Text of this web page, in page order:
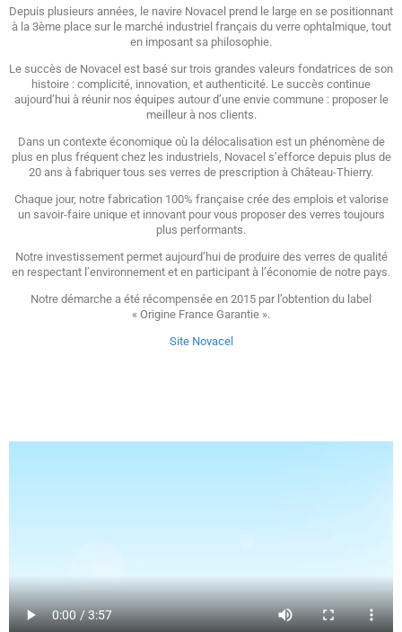
Depuis plusieurs années, le navire Novacel prend le large en se positionnant
à la 3ème place sur le marché industriel français du verre ophtalmique, tout
en imposant sa philosophie.
Le succès de Novacel est basé sur trois grandes valeurs fondatrices de son
histoire : complicité, innovation, et authenticité. Le succès continue
aujourd’hui à réunir nos équipes autour d’une envie commune : proposer le
meilleur à nos clients.
Dans un contexte économique où la délocalisation est un phénomène de
plus en plus fréquent chez les industriels, Novacel s’efforce depuis plus de
20 ans à fabriquer tous ses verres de prescription à Château-Thierry.
Chaque jour, notre fabrication 100% française crée des emplois et valorise
un savoir-faire unique et innovant pour vous proposer des verres toujours
plus performants.
Notre investissement permet aujourd’hui de produire des verres de qualité
en respectant l’environnement et en participant à l’économie de notre pays.
Notre démarche a été récompensée en 2015 par l’obtention du label
« Origine France Garantie ».
Site Novacel